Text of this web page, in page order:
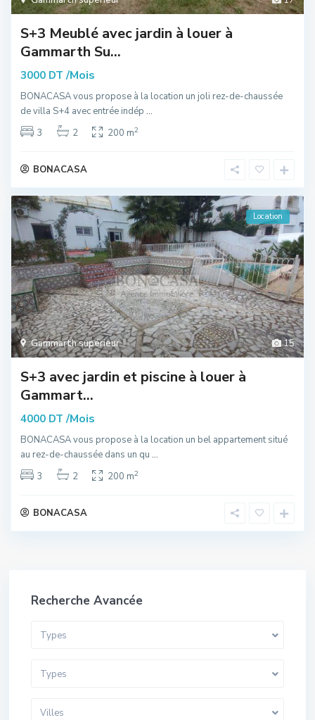
S+3 Meublé avec jardin à louer à
Gammarth Su...
3000 DT /Mois
BONACASA vous propose à la location un joli rez-de-chaussée
de villa S+4 avec entrée indép ...
3
2 200 m2
BONACASA
15
Gammarth supérieur
Location
S+3 avec jardin et piscine à louer à
Gammart...
4000 DT /Mois
BONACASA vous propose à la location un bel appartement situé
au rez-de-chaussée dans un qu ...
3
2 200 m2
BONACASA
Recherche Avancée
Types
Types
Villes